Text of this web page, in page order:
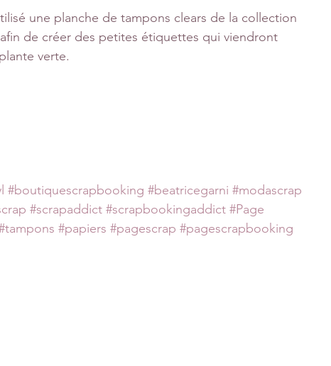
une planche de tampons clears de la collection
de créer des petites étiquettes qui viendront
verte.
#boutiquescrapbooking #beatricegarni #modascrap
#scrapaddict #scrapbookingaddict #Page
#papiers #pagescrap #pagescrapbooking